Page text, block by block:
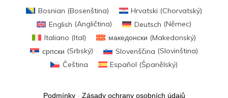
Bosnian (Bosenština) Hrvatski (Chorvatský)
English (Angličtina) Deutsch (Němec)
Italiano (Ital) македонски (Makedonský)
српски (Srbský) Slovenščina (Slovinština)
Čeština
Español (Španělský)
Podmínky- Zásady ochrany osobních údajů